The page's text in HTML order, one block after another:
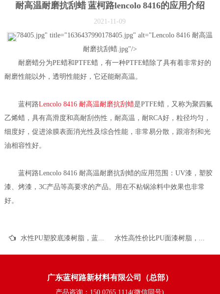
耐高温耐磨抗刮蜡 蓝柯路lencolo 8416的应用介绍
2021-11-09
78405.jpg" title="1636437990178405.jpg" alt="Lencolo 8416 耐高温
耐磨抗刮蜡.jpg"/>
耐磨蜡分为PE蜡和PTFE蜡，有一种PTFE蜡除了具有着非常好的
耐磨性能以外，透明性能好，它还能耐高温。
蓝柯路Lencolo 8416 耐高温耐磨抗刮蜡是PTFE蜡，又称为聚四氟
乙烯蜡，具有高滑度和高耐刮伤性，耐高温，耐RCA好，粒径均匀，
细度好，促进涂膜表面消光性及综合性能，非常易分散，跟溶剂和光
油相容性好。
蓝柯路Lencolo 8416 耐高温耐磨抗刮蜡的应用范围：UV漆，塑胶
漆、烤漆，3C产品等高要求的产品。用在不粘锅涂料中效果也非常
好。
广东蓝柯路新材料有限公司（总部）
产品咨询：150 0765 1114(微信同号)